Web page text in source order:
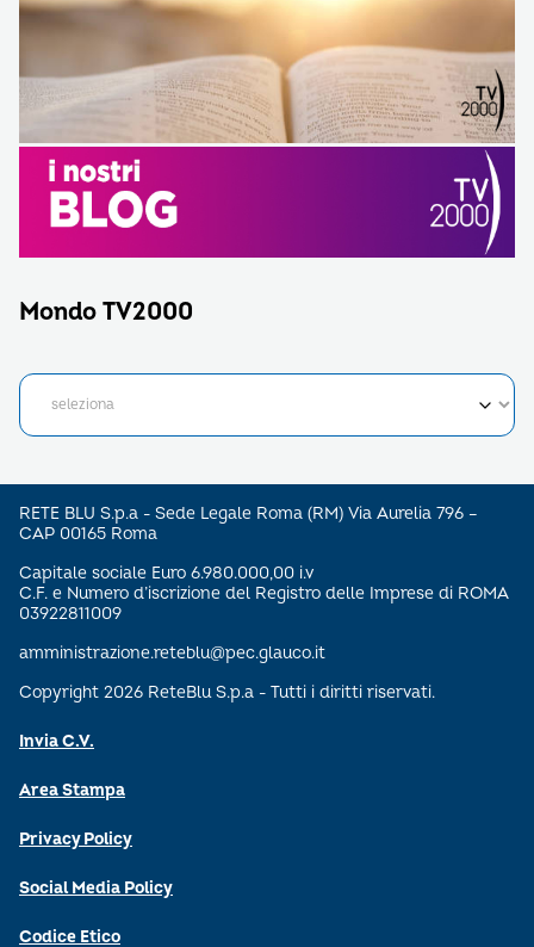
Mondo TV2000
RETE BLU S.p.a - Sede Legale Roma (RM) Via Aurelia 796 –
CAP 00165 Roma
Capitale sociale Euro 6.980.000,00 i.v
C.F. e Numero d’iscrizione del Registro delle Imprese di ROMA
03922811009
amministrazione.reteblu@pec.glauco.it
Copyright 2026 ReteBlu S.p.a - Tutti i diritti riservati.
Invia C.V.
Area Stampa
Privacy Policy
Social Media Policy
Codice Etico